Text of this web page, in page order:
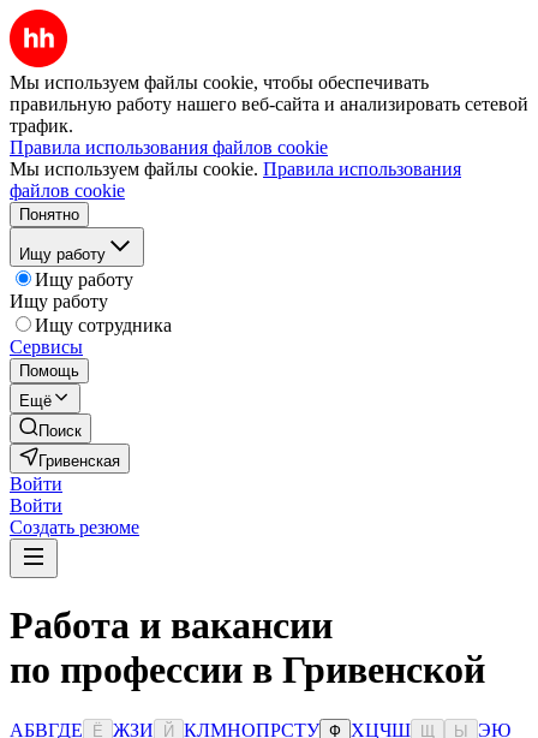
Мы используем файлы cookie, чтобы обеспечивать
правильную работу нашего веб-сайта и анализировать сетевой
трафик.
Правила использования файлов cookie
Мы используем файлы cookie. Правила использования
файлов cookie
Понятно
Ищу работу
Ищу работу
Ищу работу
Ищу сотрудника
Сервисы
Помощь
Ещё
Поиск
Гривенская
Войти
Войти
Создать резюме
Работа и вакансии
по профессии в Гривенской
АБВГДЕ Ё ЖЗИ Й КЛМНОПРСТУ Ф ХЦЧШ Ы ЭЮ